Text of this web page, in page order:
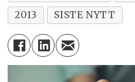
2013
SISTE NYTT